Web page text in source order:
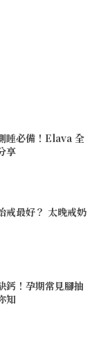
睡必備！Elava 全
享
戒最好？ 太晚戒奶
鈣！孕期常見腳抽
知